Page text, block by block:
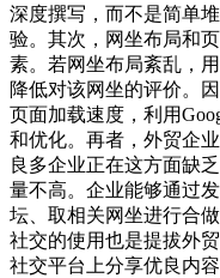
深度撰写，而不是简单
验。其次，网坐布局和
素。若网坐布局紊乱，
降低对该网坐的评价。
页面加载速度，利用
和优化。再者，外贸企
良多企业正在这方面缺
量不高。企业能够通过
坛、取相关网坐进行合
社交的使用也是提拔外
社交平台上分享优良内